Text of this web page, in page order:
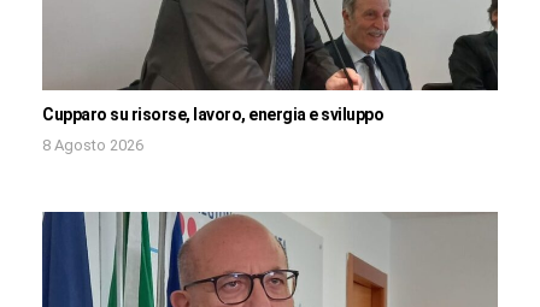
Cupparo su risorse, lavoro, energia e sviluppo
8 Agosto 2026